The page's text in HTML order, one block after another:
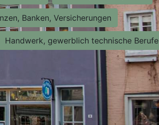
Banken, Versicherungen
Handwerk, gewerblich technische Berufe